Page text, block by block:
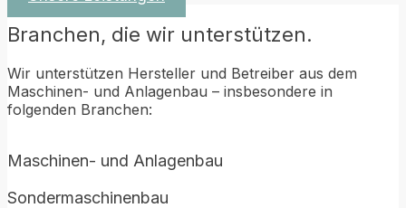
Branchen, die wir unterstützen.
Wir unterstützen Hersteller und Betreiber aus dem
Maschinen- und Anlagenbau – insbesondere in
folgenden Branchen:
Maschinen- und Anlagenbau
Sondermaschinenbau